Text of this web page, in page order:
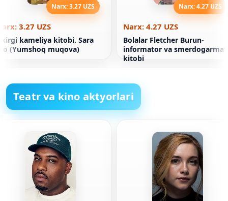
Narx: 3.27 UZS
3.27 UZS
kameliya kitobi. Sara
(Yumshoq muqova)
Narx: 4.27 UZS
Narx: 4.27 UZS
Bolalar Fletcher Burun-
informator va
kitobi
Teatr va kino aktyorlari